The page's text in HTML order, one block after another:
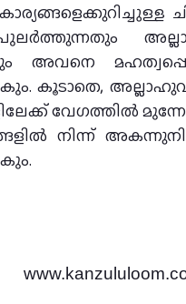
അവനെ
കൂടാതെ,
വേഗത്തിൽ
നിന്ന്